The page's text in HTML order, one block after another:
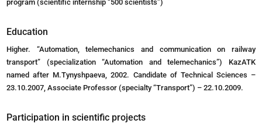
program (scientific internship “500 scientists”)
Education
Higher. “Automation, telemechanics and communication on railway
transport” (specialization “Automation and telemechanics”) KazATK
named after M.Tynyshpaeva, 2002. Candidate of Technical Sciences –
23.10.2007, Associate Professor (specialty “Transport”) – 22.10.2009.
Participation in scientific projects